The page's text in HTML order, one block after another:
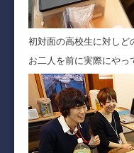
初対面の高校生に対しど
お二人を前に実際にやっ